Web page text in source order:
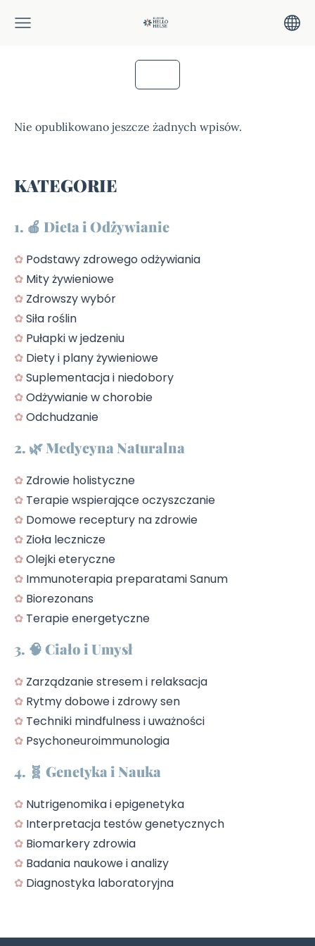
KATEGORIE
1. 🍎 Dieta i Odżywianie
✿ Podstawy zdrowego odżywiania
✿ Mity żywieniowe
✿ Zdrowszy wybór
✿Siła roślin
✿ Pułapki w jedzeniu
✿ Diety i plany żywieniowe
✿Suplementacja i niedobory
✿Odżywianie w chorobie
✿Odchudzanie
2. 🌿 Medycyna Naturalna
✿ Zdrowie holistyczne
✿ Terapie wspierające oczyszczanie
✿ Domowe receptury na zdrowie
✿ Zioła lecznicze
✿Olejki eteryczne
✿ Immunoterapia preparatami Sanum
✿ Biorezonans
✿ Terapie energetyczne
3. 🧠 Ciało i Umysł
✿ Zarządzanie stresem i relaksacja
✿ Rytmy dobowe i zdrowy sen
✿ Techniki mindfulness i uważności
✿ Psychoneuroimmunologia
4. 🧬 Genetyka i Nauka
✿ Nutrigenomika i epigenetyka
✿ Interpretacja testów genetycznych
✿ Biomarkery zdrowia
✿ Badania naukowe i analizy
✿ Diagnostyka laboratoryjna
Nie opublikowano jeszcze żadnych wpisów.